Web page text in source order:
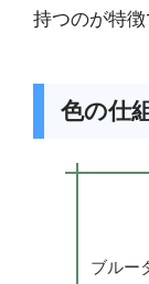
持つのが特徴
色の仕
ブルー